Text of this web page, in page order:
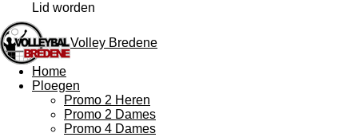
Lid worden
Volley Bredene
Home
Ploegen
Promo 2 Heren
Promo 2 Dames
Promo 4 Dames